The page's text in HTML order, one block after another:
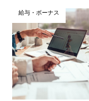
給与・ボーナス